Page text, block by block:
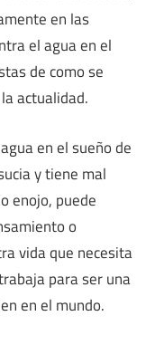
en las
el agua en el
de como se
actualidad.
en el sueño de
y tiene mal
enojo, puede
o
vida que necesita
para ser una
en el mundo.